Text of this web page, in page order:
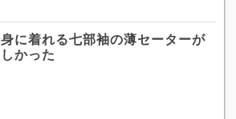
に着れる七部袖の薄セーターが
かった